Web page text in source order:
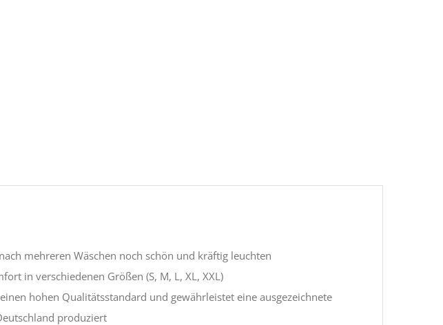
mehreren Wäschen noch schön und kräftig leuchten
in verschiedenen Größen (S, M, L, XL, XXL)
hohen Qualitätsstandard und gewährleistet eine ausgezeichnete
produziert